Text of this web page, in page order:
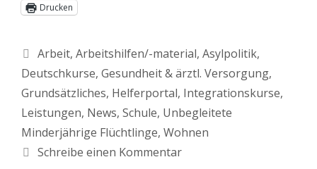
Drucken
Arbeit, Arbeitshilfen/-material, Asylpolitik,
Deutschkurse, Gesundheit & ärztl. Versorgung,
Grundsätzliches, Helferportal, Integrationskurse,
Leistungen, News, Schule, Unbegleitete
Minderjährige Flüchtlinge, Wohnen
Schreibe einen Kommentar